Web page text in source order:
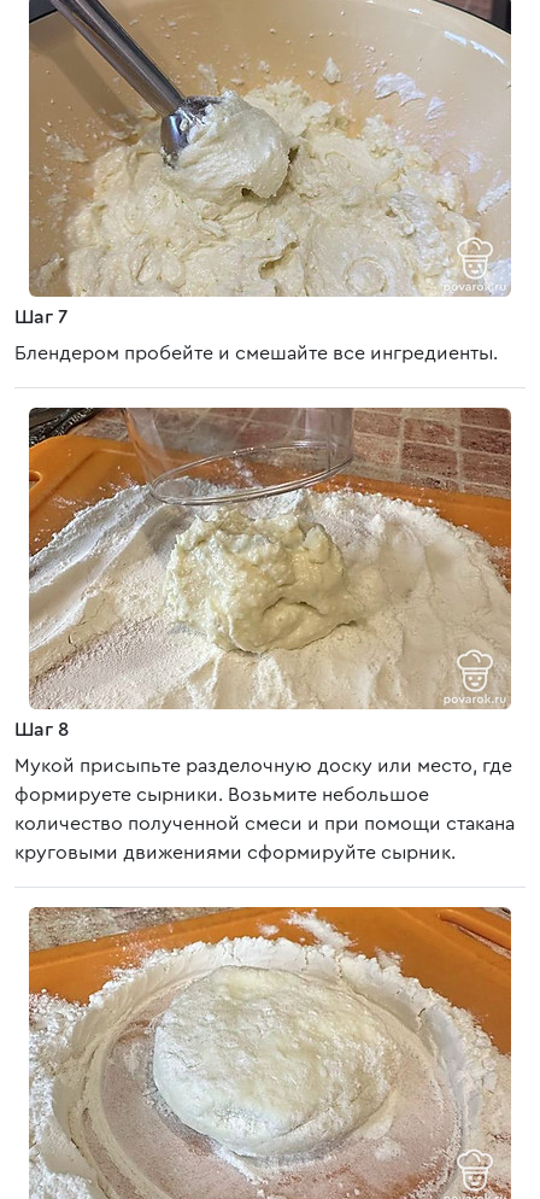
Шаг 7
Блендером пробейте и смешайте все ингредиенты.
Шаг 8
Мукой присыпьте разделочную доску или место, где
формируете сырники. Возьмите небольшое
количество полученной смеси и при помощи стакана
круговыми движениями сформируйте сырник.